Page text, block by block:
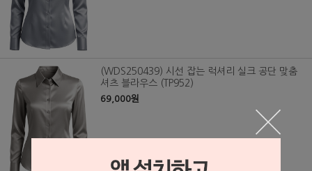
(WDS250439) 시선 잡는 럭셔리 실크 공단 맞춤
셔츠 블라우스 (TP952)
69,000원